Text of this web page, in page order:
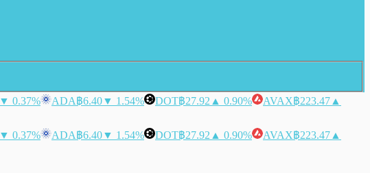
▼ 0.37% ADA฿6.40▼ 1.54% DOT฿27.92 ▲ 0.90% AVAX฿223.47 ▲
▼ 0.37% ADA฿6.40▼ 1.54% DOT฿27.92 ▲ 0.90% AVAX฿223.47 ▲